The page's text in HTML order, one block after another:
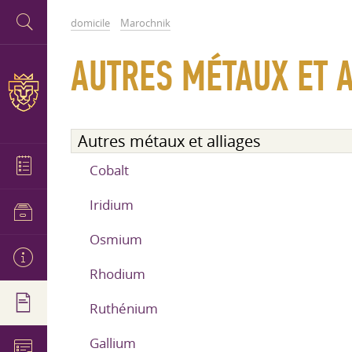
domicile Marochnik
AUTRES MÉTAUX ET
Autres métaux et alliages
Cobalt
Iridium
Osmium
Rhodium
Ruthénium
Gallium